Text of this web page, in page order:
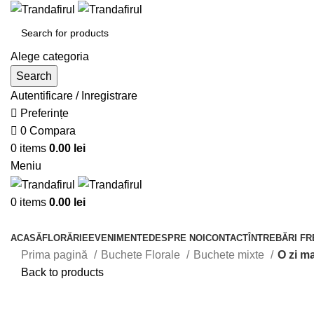
Alege categoria
Search
Autentificare / Inregistrare
Preferințe
0 Compara
0 items 0.00 lei
Meniu
0 items 0.00 lei
ACASĂFLORĂRIEEVENIMENTEDESPRE NOICONTACTÎNTREBĂRI
Prima pagină Buchete Florale Buchete mixte
O zi
Back to products